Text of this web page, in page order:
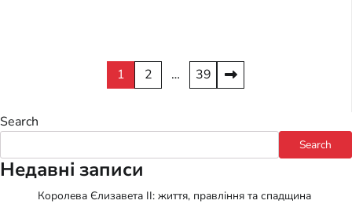
1 2 … 39
Search
Search
Недавні записи
Королева Єлизавета II: життя, правління та спадщина